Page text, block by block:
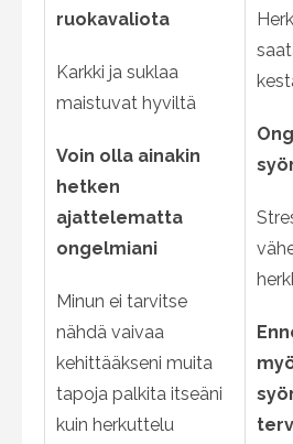
ruokavaliota
Karkki ja suklaa
maistuvat hyviltä
Voin olla ainakin
hetken
ajattelematta
ongelmiani
Minun ei tarvitse
nähdä vaivaa
kehittääkseni muita
tapoja palkita itseäni
kuin herkuttelu